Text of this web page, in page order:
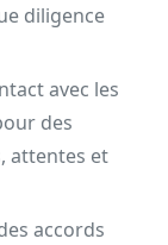
diligence
avec les
des
attentes et
accords